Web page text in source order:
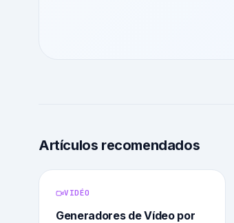
Artículos recomendados
VIDÉO
Generadores de Vídeo por